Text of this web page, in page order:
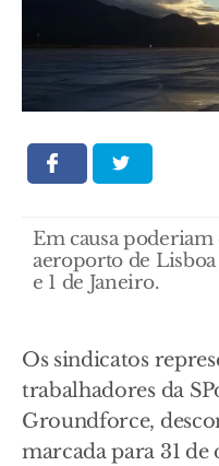
Em causa
aeroporto de
e 1 de Janeiro.
Os sindicatos
trabalhadores da
Groundforce,
marcada para 31 de